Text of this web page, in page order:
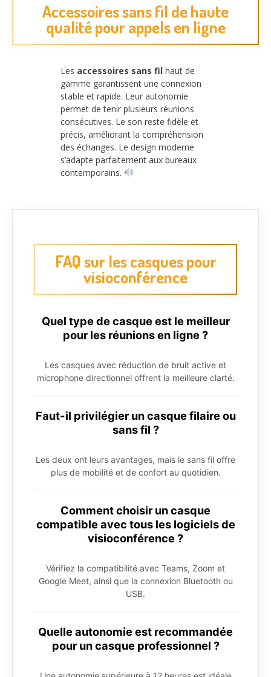
Accessoires sans fil de haute
qualité pour appels en ligne
Les accessoires sans fil haut de
gamme garantissent une connexion
stable et rapide. Leur autonomie
permet de tenir plusieurs réunions
consécutives. Le son reste fidèle et
précis, améliorant la compréhension
des échanges. Le design moderne
s’adapte parfaitement aux bureaux
contemporains.
FAQ sur les casques pour
visioconférence
Quel type de casque est le meilleur
pour les réunions en ligne ?
Les casques avec réduction de bruit active et
microphone directionnel offrent la meilleure clarté.
Faut-il privilégier un casque filaire ou
sans fil ?
Les deux ont leurs avantages, mais le sans fil offre
plus de mobilité et de confort au quotidien.
Comment choisir un casque
compatible avec tous les logiciels de
visioconférence ?
Vérifiez la compatibilité avec Teams, Zoom et
Google Meet, ainsi que la connexion Bluetooth ou
USB.
Quelle autonomie est recommandée
pour un casque professionnel ?